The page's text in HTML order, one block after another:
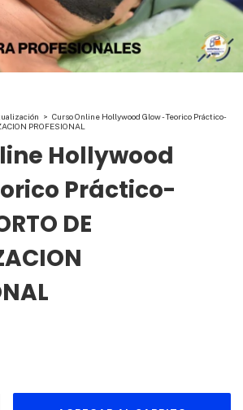
> Curso Online Hollywood Glow - Teorico Práctico-
PROFESIONAL
Hollywood
Práctico-
DE